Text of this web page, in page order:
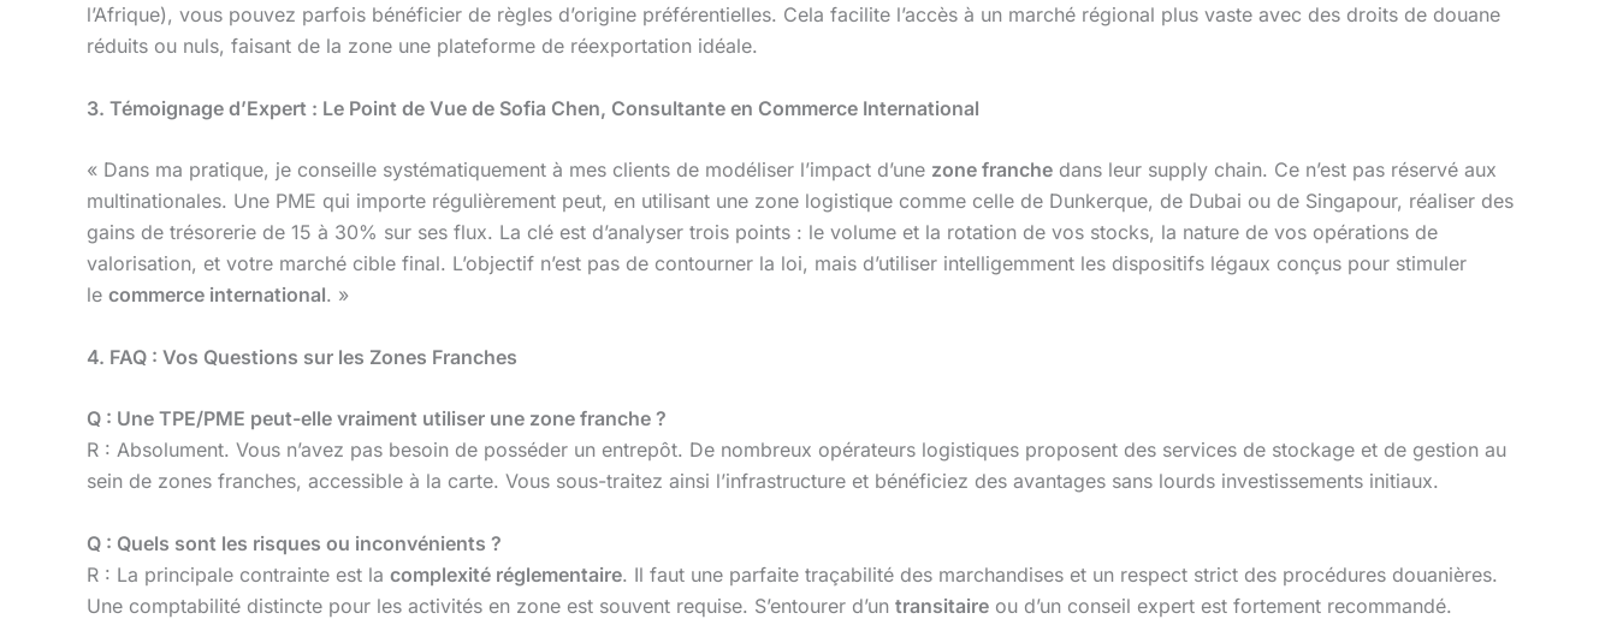
l’Afrique), vous pouvez parfois bénéficier de règles d’origine préférentielles. Cela facilite l’accès à un marché régional plus vaste avec des droits de douane
réduits ou nuls, faisant de la zone une plateforme de réexportation idéale.
3. Témoignage d’Expert : Le Point de Vue de Sofia Chen, Consultante en Commerce International
« Dans ma pratique, je conseille systématiquement à mes clients de modéliser l’impact d’une zone franche dans leur supply chain. Ce n’est pas réservé aux
multinationales. Une PME qui importe régulièrement peut, en utilisant une zone logistique comme celle de Dunkerque, de Dubai ou de Singapour, réaliser des
gains de trésorerie de 15 à 30% sur ses flux. La clé est d’analyser trois points : le volume et la rotation de vos stocks, la nature de vos opérations de
valorisation, et votre marché cible final. L’objectif n’est pas de contourner la loi, mais d’utiliser intelligemment les dispositifs légaux conçus pour stimuler
le commerce international. »
4. FAQ : Vos Questions sur les Zones Franches
Q : Une TPE/PME peut-elle vraiment utiliser une zone franche ?
R : Absolument. Vous n’avez pas besoin de posséder un entrepôt. De nombreux opérateurs logistiques proposent des services de stockage et de gestion au
sein de zones franches, accessible à la carte. Vous sous-traitez ainsi l’infrastructure et bénéficiez des avantages sans lourds investissements initiaux.
Q : Quels sont les risques ou inconvénients ?
R : La principale contrainte est la complexité réglementaire. Il faut une parfaite traçabilité des marchandises et un respect strict des procédures douanières.
Une comptabilité distincte pour les activités en zone est souvent requise. S’entourer d’un transitaire ou d’un conseil expert est fortement recommandé.